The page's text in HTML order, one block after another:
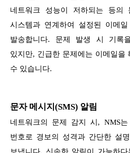
네트워크 성능이 저하되는 등의
시스템과 연계하여 설정된 이메
발송합니다. 문제 발생 시 기록
있지만, 긴급한 문제에는 이메일을
수 있습니다.
문자 메시지(SMS) 알림
네트워크의 문제 감지 시, NMS
번호로 경보의 성격과 간단한 설
보냅니다. 신속한 알림이 가능하